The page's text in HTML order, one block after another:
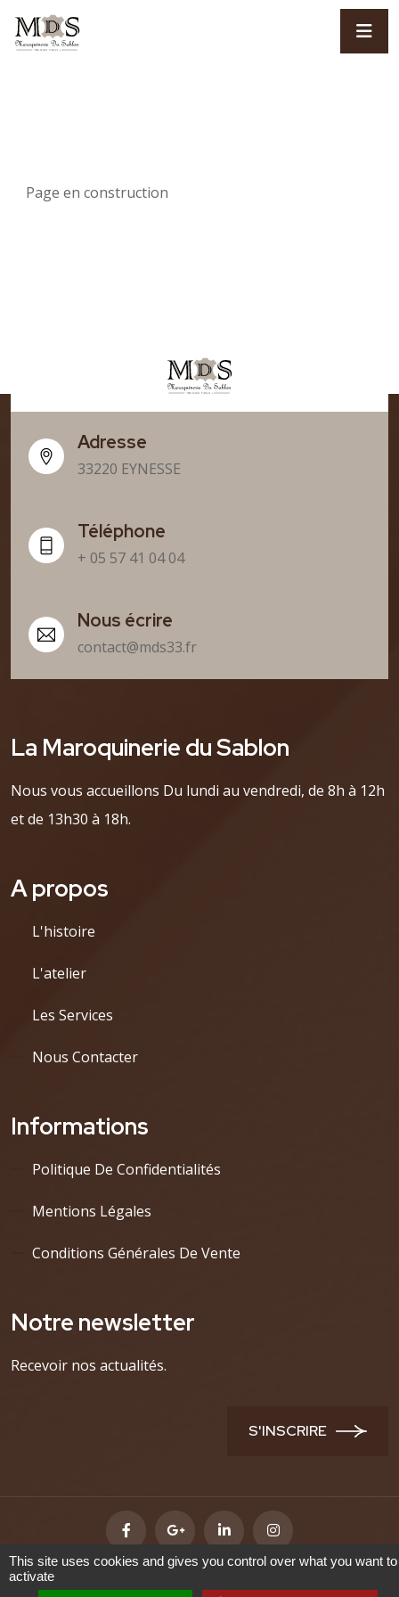
Page en construction
Adresse
33220 EYNESSE
Téléphone
+ 05 57 41 04 04
Nous écrire
contact@mds33.fr
La Maroquinerie du Sablon
Nous vous accueillons Du lundi au vendredi, de 8h à 12h
et de 13h30 à 18h.
A propos
L'histoire
L'atelier
Les Services
Nous Contacter
Informations
Politique De Confidentialités
Mentions Légales
Conditions Générales De Vente
Notre newsletter
Recevoir nos actualités.
S'INSCRIRE
Maroquinerie du Sablon -
This site uses cookies and gives you control over what you want to
activate